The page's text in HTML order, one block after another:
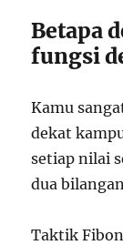
Betapa
fungsi
Kamu
dekat
setiap nilai
dua
Taktik